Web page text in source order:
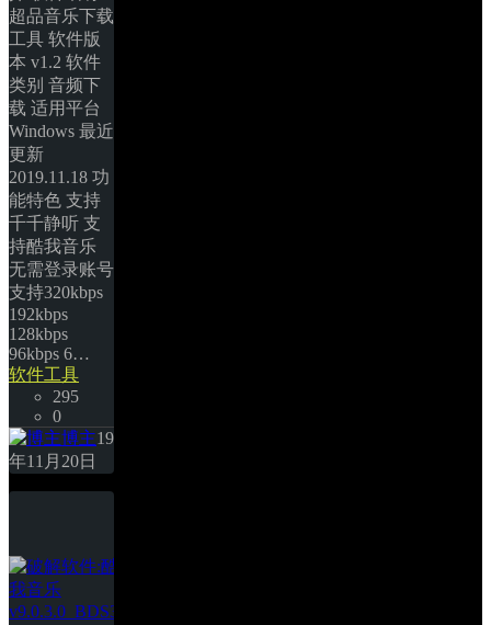
超品音乐下载
工具 软件版
本 v1.2 软件
类别 音频下
载 适用平台
Windows 最近
更新
2019.11.18 功
能特色 支持
千千静听 支
持酷我音乐
无需登录账号
支持320kbps
192kbps
128kbps
96kbps 6…
软件工具
295
0
博主19
年11月20日